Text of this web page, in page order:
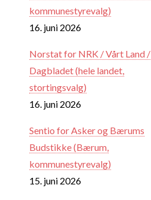
kommunestyrevalg)
16. juni 2026
Norstat for NRK / Vårt Land /
Dagbladet (hele landet,
stortingsvalg)
16. juni 2026
Sentio for Asker og Bærums
Budstikke (Bærum,
kommunestyrevalg)
15. juni 2026